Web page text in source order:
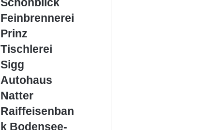
Feinbrennerei
Feinbrennerei
Prinz
Tischlerei
Tischlerei
Sigg
Autohaus
Autohaus
Natter
Raiffeisenbank
Leiblachtal
Raiffeisenban
k Bodensee-